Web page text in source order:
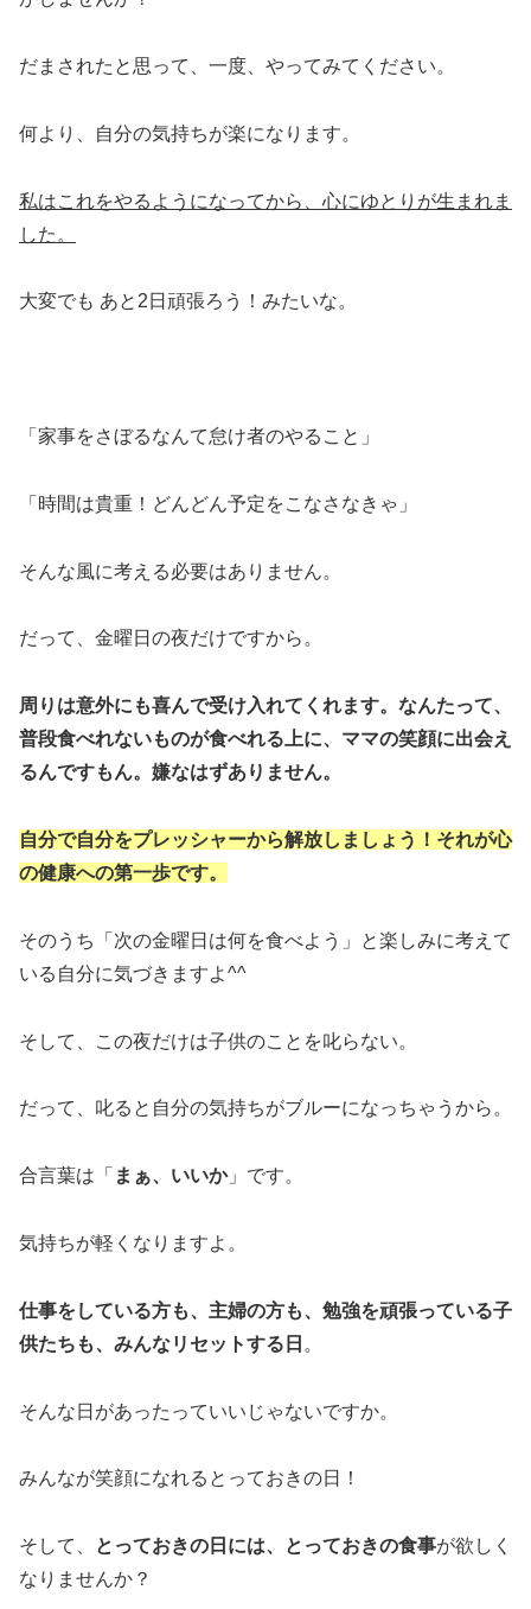
だまされたと思って、一度、やってみてください。
何より、自分の気持ちが楽になります。
私はこれをやるようになってから、心にゆとりが生まれま
した。
大変でも あと2日頑張ろう！みたいな。
「家事をさぼるなんて怠け者のやること」
「時間は貴重！どんどん予定をこなさなきゃ」
そんな風に考える必要はありません。
だって、金曜日の夜だけですから。
周りは意外にも喜んで受け入れてくれます。なんたって、
普段食べれないものが食べれる上に、ママの笑顔に出会え
るんですもん。嫌なはずありません。
自分で自分をプレッシャーから解放しましょう！それが心
の健康への第一歩です。
そのうち「次の金曜日は何を食べよう」と楽しみに考えて
いる自分に気づきますよ^^
そして、この夜だけは子供のことを叱らない。
だって、叱ると自分の気持ちがブルーになっちゃうから。
合言葉は「 まぁ、いいか」です。
気持ちが軽くなりますよ。
仕事をしている方も、主婦の方も、勉強を頑張っている子
供たちも、みんなリセットする日 。
そんな日があったっていいじゃないですか。
みんなが笑顔になれるとっておきの日！
そして、 とっておきの日には、とっておきの食事が欲しく
なりませんか？